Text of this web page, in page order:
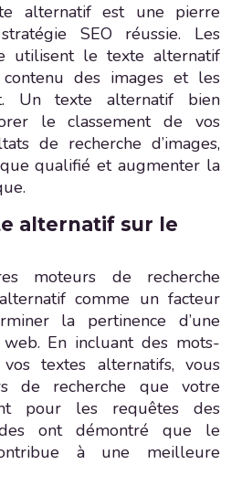
alternatif est une pierre
SEO réussie. Les
utilisent le texte alternatif
des images et les
Un texte alternatif bien
le classement de vos
de recherche d’images,
qualifié et augmenter la
alternatif sur le
moteurs de recherche
comme un facteur
la pertinence d’une
En incluant des mots-
textes alternatifs, vous
de recherche que votre
pour les requêtes des
ont démontré que le
à une meilleure